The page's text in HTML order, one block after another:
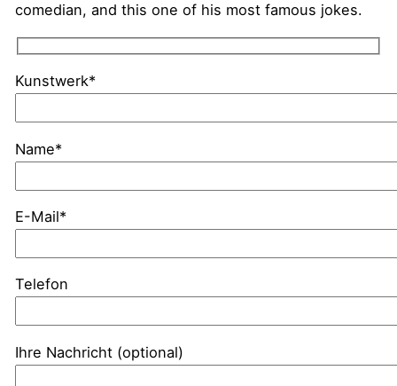
comedian, and this one of his most famous jokes.
Kunstwerk*
Name*
E-Mail*
Telefon
Ihre Nachricht (optional)